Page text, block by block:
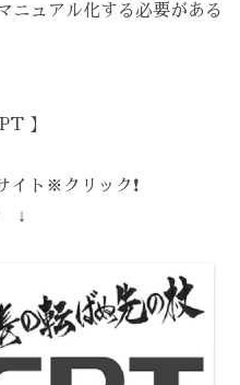
ニュアル化する必要がある
】
イト※クリック❗️
↓